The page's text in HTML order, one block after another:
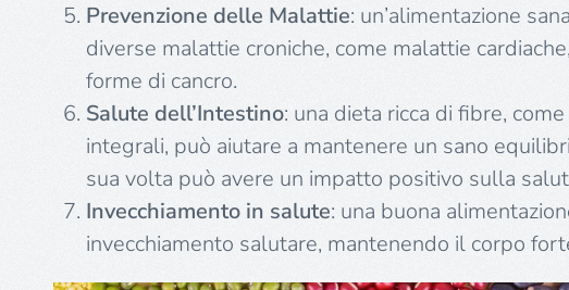
Prevenzione delle Malattie: un’alimentazione
diverse malattie croniche, come malattie
forme di cancro.
Salute dell’Intestino: una dieta ricca di fibre,
integrali, può aiutare a mantenere un sano
sua volta può avere un impatto positivo sulla
Invecchiamento in salute: una buona
invecchiamento salutare, mantenendo il corpo